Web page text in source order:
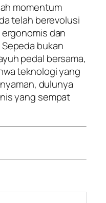
momentum
telah berevolusi
dan
bukan
pedal bersama,
teknologi yang
dulunya
yang sempat